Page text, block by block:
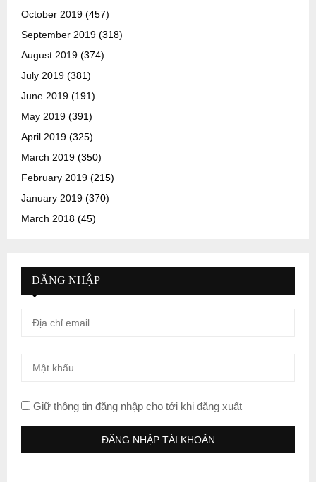
October 2019 (457)
September 2019 (318)
August 2019 (374)
July 2019 (381)
June 2019 (191)
May 2019 (391)
April 2019 (325)
March 2019 (350)
February 2019 (215)
January 2019 (370)
March 2018 (45)
ĐĂNG NHẬP
Giữ thông tin đăng nhập cho tới khi đăng xuất